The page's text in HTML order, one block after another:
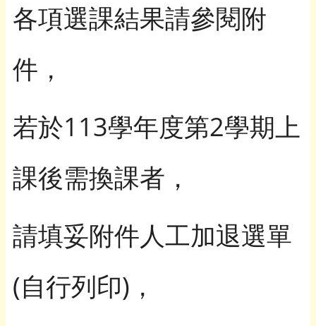
各項選課結果請參閱附
件，
若於113學年度第2學期上
課後需換課者，
請填妥附件人工加退選單
(自行列印)，